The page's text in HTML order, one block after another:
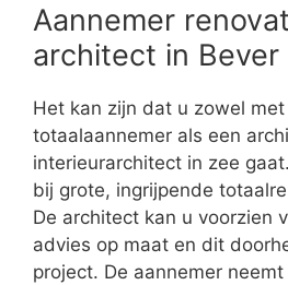
Aannemer
architect in Bever
Het kan zijn dat u zowel met
totaalaannemer als een
interieurarchitect in zee
bij grote, ingrijpende
De architect kan u voorzien
advies op maat en dit
project. De aannemer neemt